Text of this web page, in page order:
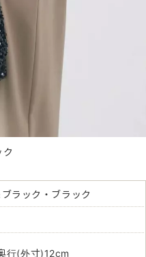
ク
ラック・ブラック
行(外寸)12cm